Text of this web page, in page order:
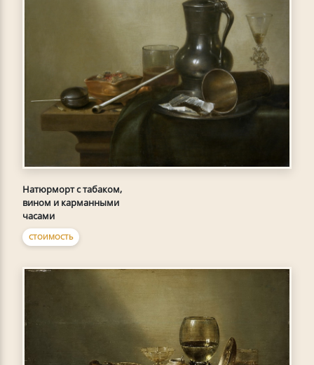
Натюрморт с табаком,
вином и карманными
часами
СТОИМОСТЬ